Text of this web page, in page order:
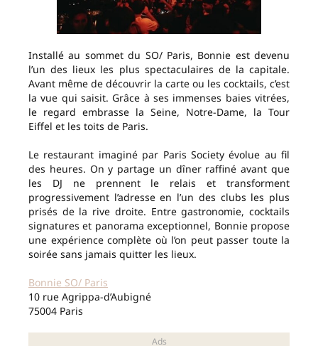
Installé au sommet du SO/ Paris, Bonnie est devenu
l’un des lieux les plus spectaculaires de la capitale.
Avant même de découvrir la carte ou les cocktails, c’est
la vue qui saisit. Grâce à ses immenses baies vitrées,
le regard embrasse la Seine, Notre-Dame, la Tour
Eiffel et les toits de Paris.
Le restaurant imaginé par Paris Society évolue au fil
des heures. On y partage un dîner raffiné avant que
les DJ ne prennent le relais et transforment
progressivement l’adresse en l’un des clubs les plus
prisés de la rive droite. Entre gastronomie, cocktails
signatures et panorama exceptionnel, Bonnie propose
une expérience complète où l’on peut passer toute la
soirée sans jamais quitter les lieux.
Bonnie SO/ Paris
10 rue Agrippa-d’Aubigné
75004 Paris